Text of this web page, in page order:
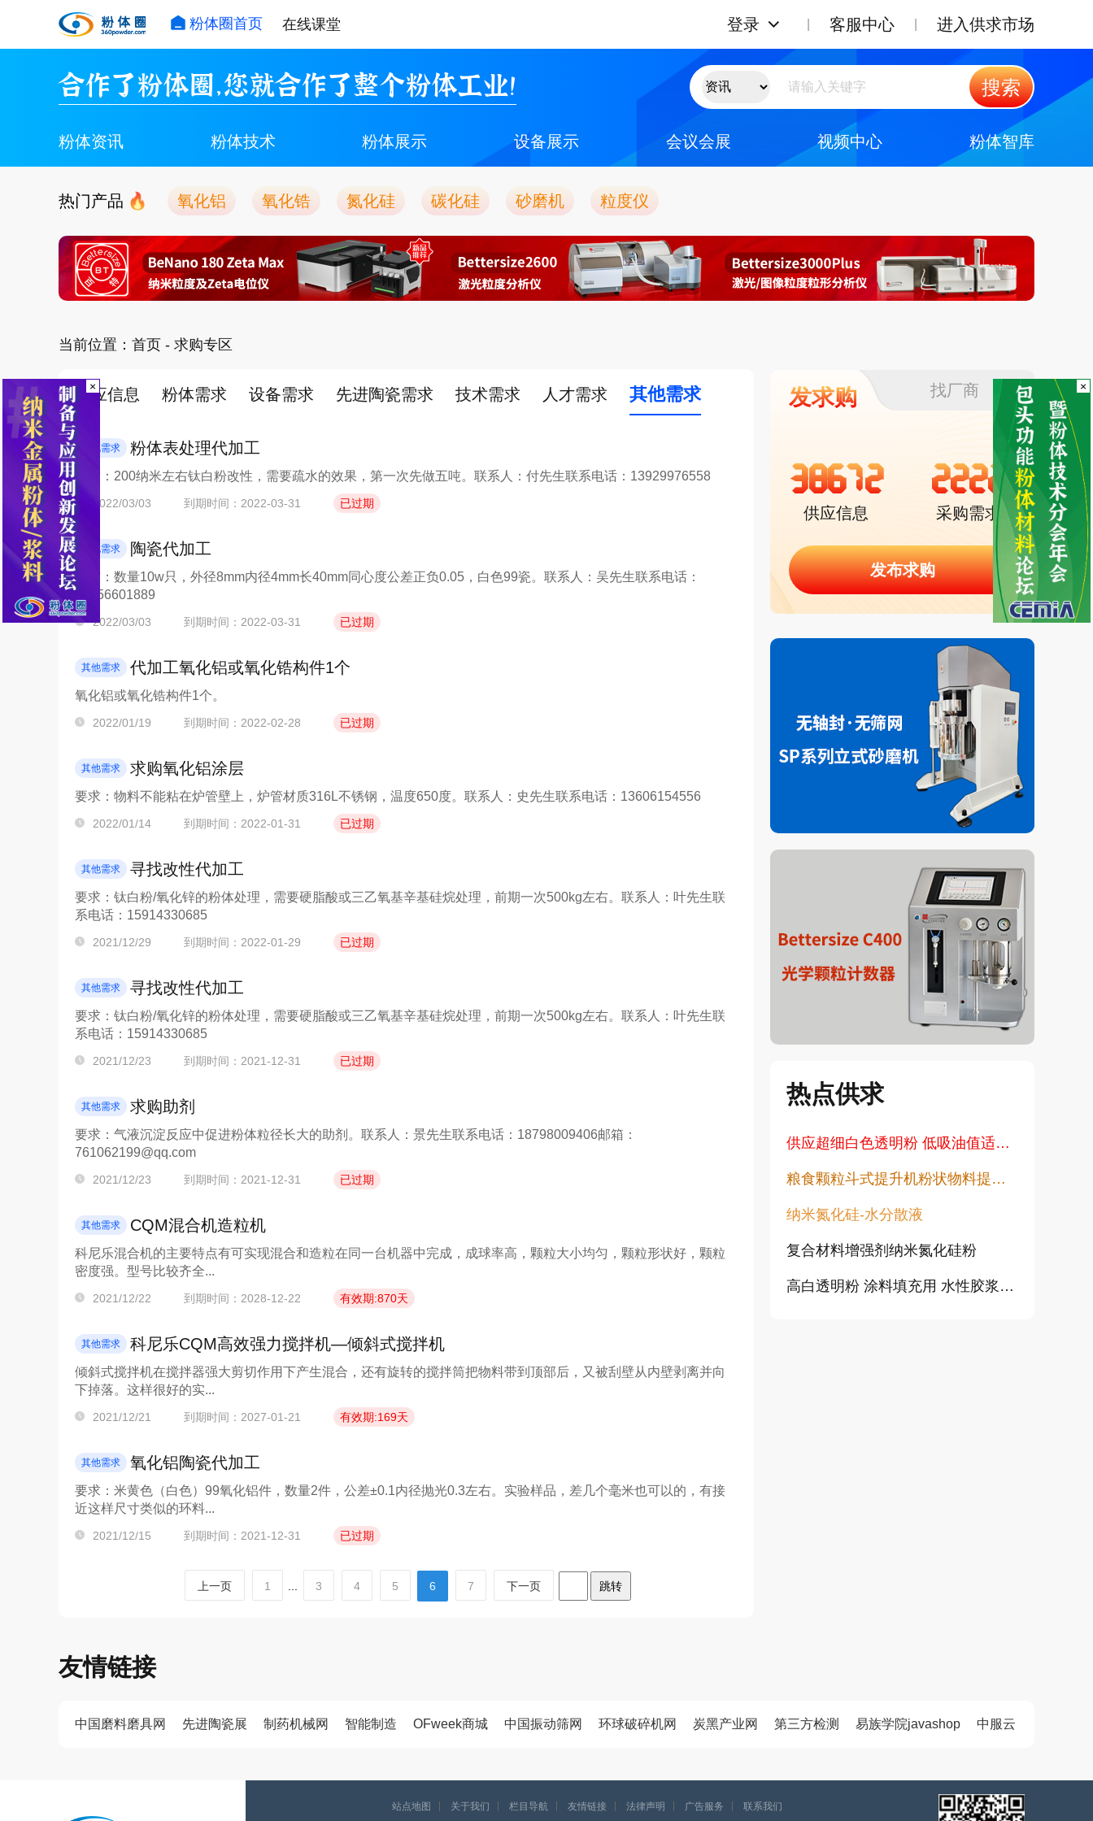
粉体圈首页 在线课堂 登录 客服中心 进入供求市场
合作了粉体圈，您就合作了整个粉体工业！ 搜索
粉体资讯 粉体技术 粉体展示 设备展示 会议会展 视频中心 粉体智库
热门产品 氧化铝 氧化锆 氮化硅 碳化硅 砂磨机 粒度仪
当前位置： 首页 - 求购专区
供应信息 粉体需求 设备需求 先进陶瓷需求 技术需求 人才需求 其他需求
其他需求 粉体表处理代加工
要求：200纳米左右钛白粉改性，需要疏水的效果，第一次先做五吨。联系人：付先生联系电话：13929976558
2022/03/03 到期时间：2022-03-31 已过期
其他需求 陶瓷代加工
要求：数量10w只，外径8mm内径4mm长40mm同心度公差正负0.05，白色99瓷。联系人：吴先生联系电话：
19856601889
2022/03/03 到期时间：2022-03-31 已过期
其他需求 代加工氧化铝或氧化锆构件1个
氧化铝或氧化锆构件1个。
2022/01/19 到期时间：2022-02-28 已过期
其他需求 求购氧化铝涂层
要求：物料不能粘在炉管壁上，炉管材质316L不锈钢，温度650度。联系人：史先生联系电话：13606154556
2022/01/14 到期时间：2022-01-31 已过期
其他需求 寻找改性代加工
要求：钛白粉/氧化锌的粉体处理，需要硬脂酸或三乙氧基辛基硅烷处理，前期一次500kg左右。联系人：叶先生联
系电话：15914330685
2021/12/29 到期时间：2022-01-29 已过期
其他需求 寻找改性代加工
要求：钛白粉/氧化锌的粉体处理，需要硬脂酸或三乙氧基辛基硅烷处理，前期一次500kg左右。联系人：叶先生联
系电话：15914330685
2021/12/23 到期时间：2021-12-31 已过期
其他需求 求购助剂
要求：气液沉淀反应中促进粉体粒径长大的助剂。联系人：景先生联系电话：18798009406邮箱：
761062199@qq.com
2021/12/23 到期时间：2021-12-31 已过期
其他需求 CQM混合机造粒机
科尼乐混合机的主要特点有可实现混合和造粒在同一台机器中完成，成球率高，颗粒大小均匀，颗粒形状好，颗粒
密度强。型号比较齐全...
2021/12/22 到期时间：2028-12-22 有效期:870天
其他需求 科尼乐CQM高效强力搅拌机—倾斜式搅拌机
倾斜式搅拌机在搅拌器强大剪切作用下产生混合，还有旋转的搅拌筒把物料带到顶部后，又被刮壁从内壁剥离并向
下掉落。这样很好的实...
2021/12/21 到期时间：2027-01-21 有效期:169天
其他需求 氧化铝陶瓷代加工
要求：米黄色（白色）99氧化铝件，数量2件，公差±0.1内径抛光0.3左右。实验样品，差几个毫米也可以的，有接
近这样尺寸类似的环料...
2021/12/15 到期时间：2021-12-31 已过期
上一页 1 3 4 5 6 7 下一页 跳转
发求购 找厂商
38672
供应信息
2222
采购需求
发布求购
热点供求
供应超细白色透明粉 低吸油值适用于塑料橡胶油漆透明粉末
粮食颗粒斗式提升机粉状物料提升机
纳米氮化硅-水分散液
复合材料增强剂纳米氮化硅粉
高白透明粉 涂料填充用 水性胶浆用增硬耐磨高透明度不发黑不变黄
友情链接
中国磨料磨具网 先进陶瓷展 制药机械网 智能制造 OFweek商城 中国振动筛网 环球破碎机网 炭黑产业网 第三方检测 易族学院javashop 中服云
站点地图 关于我们 栏目导航 友情链接 法律声明 广告服务 联系我们
× ×